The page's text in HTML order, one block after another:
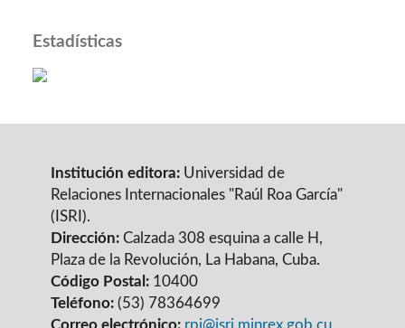
Estadísticas
Institución editora:Universidad de
Relaciones Internacionales "Raúl Roa García"
(ISRI).
Dirección:Calzada 308 esquina a calle H,
Plaza de la Revolución, La Habana, Cuba.
Código Postal:10400
Teléfono:(53) 78364699